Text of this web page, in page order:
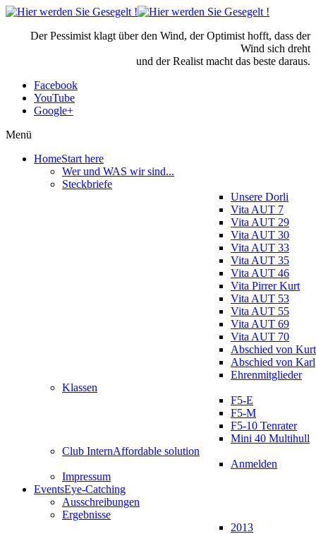
Der Pessimist klagt über den Wind, der Optimist hofft, dass der
Wind sich dreht
und der Realist macht das beste daraus.
Facebook
YouTube
Google+
Menü
HomeStart here
Wer und WAS wir sind...
Steckbriefe
Unsere Dorli
Vita AUT 7
Vita AUT 29
Vita AUT 30
Vita AUT 33
Vita AUT 35
Vita AUT 46
Vita Pirrer Kurt
Vita AUT 53
Vita AUT 55
Vita AUT 69
Vita AUT 70
Abschied von Kurt
Abschied von Karl
Ehrenmitglieder
Klassen
F5-E
F5-M
F5-10 Tenrater
Mini 40 Multihull
Club InternAffordable solution
Anmelden
Impressum
EventsEye-Catching
Ausschreibungen
Ergebnisse
2013